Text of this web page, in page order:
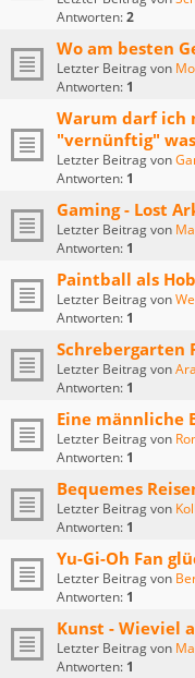
Antworten:2
Wo am besten
Letzter Beitrag von
Antworten: 1
Warum darf ich
"vernünftig"
Letzter Beitrag von
Antworten: 1
Gaming - Lost
Letzter Beitrag von
Antworten: 1
Paintball als
Letzter Beitrag von
Antworten: 1
Schrebergarten
Letzter Beitrag von
Antworten: 1
Eine männliche
Letzter Beitrag von
Antworten: 1
Bequemes
Letzter Beitrag von
Antworten: 1
Yu-Gi-Oh Fan
Letzter Beitrag von
Antworten: 1
Kunst - Wieviel
Letzter Beitrag von
Antworten: 1